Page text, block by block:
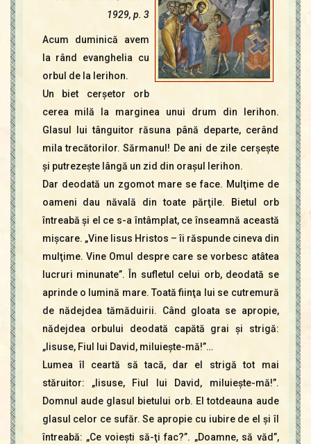
Icoane
Mărgăritare
Calendar
Glosar
Contact
1929, p. 3
Acum duminică avem
la rând evanghelia cu
orbul de la Ierihon.
Un biet cerşetor orb
cerea milă la marginea unui drum din Ierihon.
Glasul lui tânguitor răsuna până departe, cerând
mila trecătorilor. Sărmanul! De ani de zile cerşeşte
şi putrezeşte lângă un zid din oraşul Ierihon.
Dar deodată un zgomot mare se face. Mulţime de
oameni dau năvală din toate părţile. Bietul orb
întreabă şi el ce s-a întâmplat, ce înseamnă această
mişcare. „Vine Iisus Hristos – îi răspunde cineva din
mulţime. Vine Omul despre care se vorbesc atâtea
lucruri minunate”. În sufletul celui orb, deodată se
aprinde o lumină mare. Toată fiinţa lui se cutremură
de nădejdea tămăduirii. Când gloata se apropie,
nădejdea orbului deodată capătă grai şi strigă:
„Iisuse, Fiul lui David, miluieşte-mă!”…
Lumea îl ceartă să tacă, dar el strigă tot mai
stăruitor: „Iisuse, Fiul lui David, miluieşte-mă!”.
Domnul aude glasul bietului orb. El totdeauna aude
glasul celor ce sufăr. Se apropie cu iubire de el şi îl
întreabă: „Ce voieşti să-ţi fac?”. „Doamne, să văd”,